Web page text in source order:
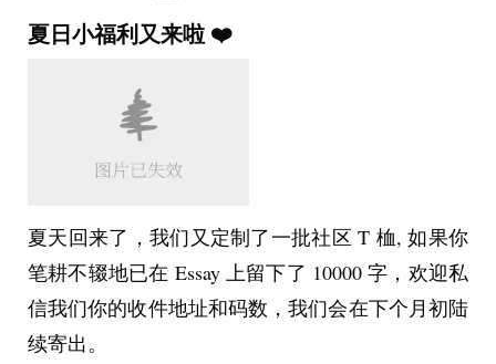
夏日小福利又来啦 ❤️
夏天回来了，我们又定制了一批社区 T 桖, 如果你
笔耕不辍地已在 Essay 上留下了 10000 字，欢迎私
信我们你的收件地址和码数，我们会在下个月初陆
续寄出。